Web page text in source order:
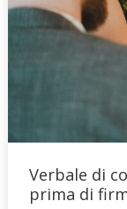
Verbale di
prima di